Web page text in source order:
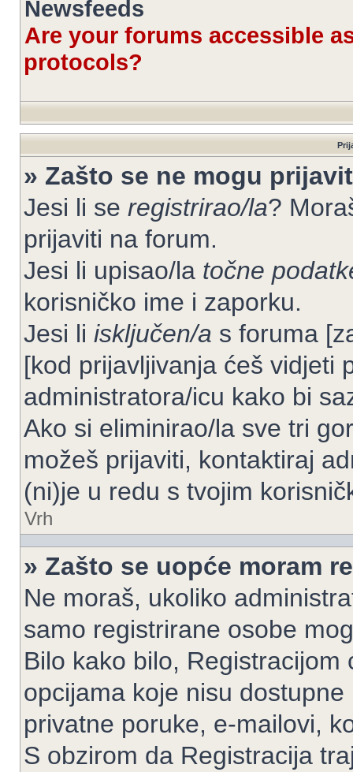
Newsfeeds
Are your forums accessible
protocols?
» Zašto se ne mogu
Jesi li se registrirao/la?
prijaviti na forum.
Jesi li upisao/la točne
korisničko ime i zaporku.
Jesi li isključen/a s foruma
[kod prijavljivanja ćeš vidjeti
administratora/icu kako bi
Ako si eliminirao/la sve tri
možeš prijaviti, kontaktiraj
(ni)je u redu s tvojim
Vrh
» Zašto se uopće moram
Ne moraš, ukoliko
samo registrirane osobe
Bilo kako bilo,
opcijama koje nisu
privatne poruke, e-mailovi,
S obzirom da Registracija